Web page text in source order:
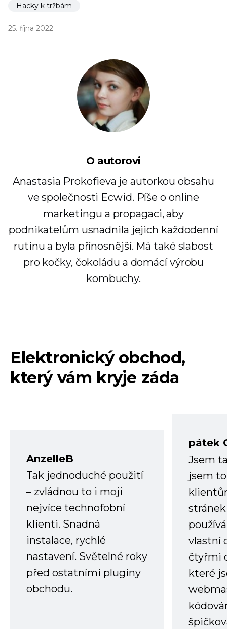
Hacky k tržbám
25. října 2022
O autorovi
Anastasia Prokofieva je autorkou obsahu
ve společnosti Ecwid. Píše o online
marketingu a propagaci, aby
podnikatelům usnadnila jejich každodenní
rutinu a byla přínosnější. Má také slabost
pro kočky, čokoládu a domácí výrobu
kombuchy.
Elektronický obchod,
který vám kryje záda
AnzelleB
Tak jednoduché použití
– zvládnou to i moji
nejvíce technofobní
klienti. Snadná
instalace, rychlé
nastavení. Světelné roky
před ostatními pluginy
obchodu.
pátek
Jsem
jsem
vlastní
čtyřmi
které